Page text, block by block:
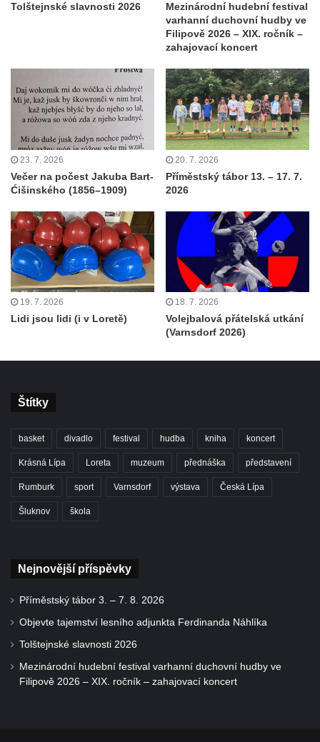
Tolštejnské slavnosti 2026
Mezinárodní hudební festival
varhanní duchovní hudby ve
Filipově 2026 – XIX. ročník –
zahajovací koncert
23. 7. 2026
Večer na počest Jakuba Bart-
Ćišinského (1856–1909)
20. 7. 2026
Příměstský tábor 13. – 17. 7.
2026
19. 7. 2026
Lidi jsou lidi (i v Loretě)
18. 7. 2026
Volejbalová přátelská utkání
(Varnsdorf 2026)
Štítky
basket divadlo festival hudba kniha koncert
Krásná Lípa Loreta muzeum přednáška představení
Rumburk sport Varnsdorf výstava Česká Lípa
Šluknov škola
Nejnovější příspěvky
Příměstský tábor 3. – 7. 8. 2026
Objevte tajemství lesního adjunkta Ferdinanda Náhlíka
Tolštejnské slavnosti 2026
Mezinárodní hudební festival varhanní duchovní hudby ve
Filipově 2026 – XIX. ročník – zahajovací koncert